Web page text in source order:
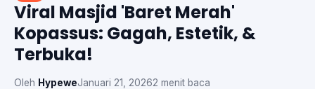
Viral Masjid 'Baret Merah'
Kopassus: Gagah, Estetik, &
Terbuka!
Oleh HypeweJanuari 21, 20262 menit baca